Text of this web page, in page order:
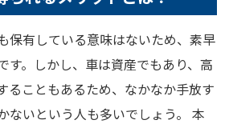
保有している意味はないため、素早
す。しかし、車は資産でもあり、高
ることもあるため、なかなか手放す
ないという人も多いでしょう。 本